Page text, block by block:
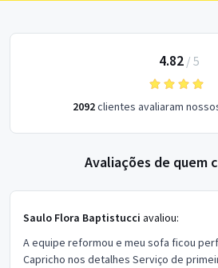
4.82/ 5
2092clientes avaliaram
Avaliações de quem
Saulo Flora Baptistucci avaliou:
A equipe reformou e meu sofa ficou
Capricho nos detalhes Serviço de